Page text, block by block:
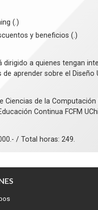
(.)
y beneficios (.)
dirigido a quienes tengan
aprender sobre el Diseño
Ciencias de la Computación
Continua FCFM
/ Total horas: 249.